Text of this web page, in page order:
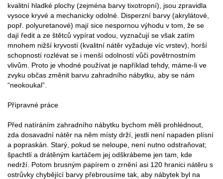
kvalitní hladké plochy (zejména barvy tixotropní), jsou zpravidla
vysoce kryvé a mechanicky odolné. Disperzní barvy (akrylátové,
popř. polyuretanové) mají sice nespornou výhodu v tom, že se
dají ředit a ze štětců vypírat vodou, vyznačují se však zatím
mnohem nižší kryvostí (kvalitní nátěr vyžaduje víc vrstev), horší
schopností rozlévat se i menší odolností vůči povětrnostním
vlivům. Proto je vhodné používat je například tehdy, máme-li ve
zvyku občas změnit barvu zahradního nábytku, aby se nám
“neokoukal”.
Přípravné práce
Před natíráním zahradního nábytku bychom měli prohlédnout,
zda dosavadní nátěr na něm místy drží, jestli není napaden plísní
a popraskán. Starý, pokud se neloupe, není nutno odstraňovat;
špachtlí a drátěným kartáčem jej odškrábeme jen tam, kde
nedrží. Potom brusným papírem o zrnění asi 120 hranici nátěru s
ostrůvky chybějící barvy přebrousíme tak, aby nábytek byl na